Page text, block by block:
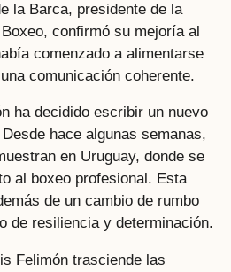
la Barca, presidente de la
confirmó su mejoría al
comenzado a alimentarse
comunicación coherente.
ha decidido escribir un nuevo
hace algunas semanas,
en Uruguay, donde se
al boxeo profesional. Esta
de un cambio de rumbo
de resiliencia y determinación.
Felimón trasciende las